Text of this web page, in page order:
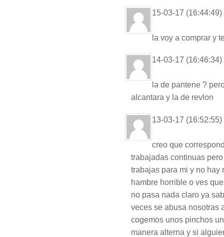
15-03-17 (16:44:49)
la voy a comprar y
14-03-17 (16:46:34)
la de pantene ?
alcantara y la de revlon
13-03-17 (16:52:55)
creo que
trabajadas continuas
trabajas para mi y no hay
hambre horrible o ves
no pasa nada claro ya
veces se abusa nosotras
cogemos unos pinchos
manera alterna y si